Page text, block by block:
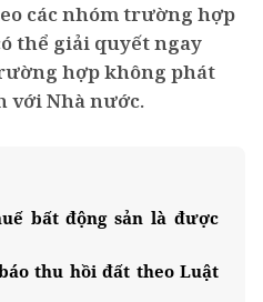
các nhóm trường hợp
thể giải quyết ngay
hợp không phát
với Nhà nước.
bất động sản là được
thu hồi đất theo Luật